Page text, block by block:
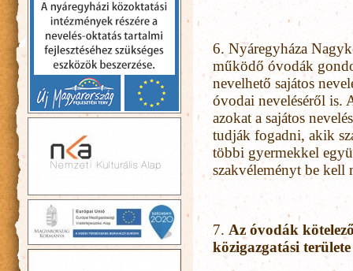
6. Nyáregyháza
működő óvodák
nevelhető sajátos
óvodai neveléséről is.
azokat a sajátos
tudják fogadni, akik
többi gyermekkel
szakvéleményt be kell
7. Az óvodák
közigazgatási területe